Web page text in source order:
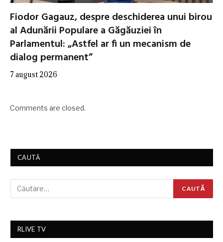
Fiodor Gagauz, despre deschiderea unui birou
al Adunării Populare a Găgăuziei în
Parlamentul: „Astfel ar fi un mecanism de
dialog permanent”
7 august 2026
Comments are closed.
CAUTĂ
RLIVE TV